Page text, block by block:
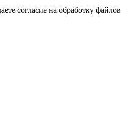
согласие на обработку файлов